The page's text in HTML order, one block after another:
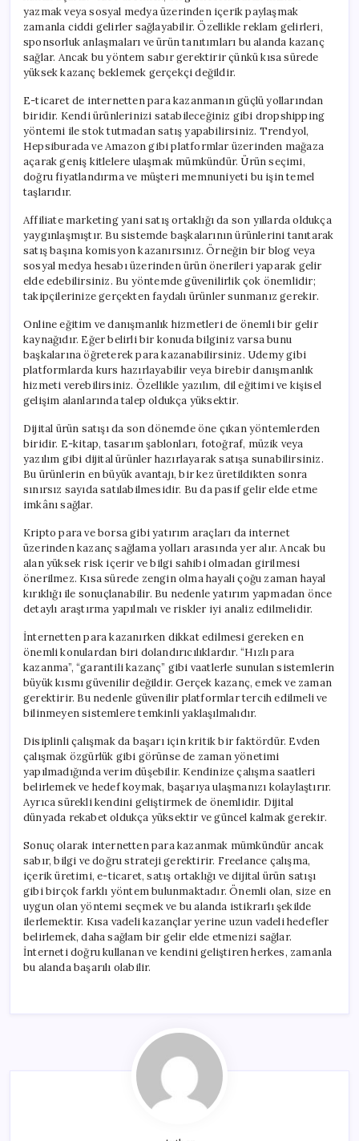
yazmak veya sosyal medya üzerinden içerik paylaşmak
zamanla ciddi gelirler sağlayabilir. Özellikle reklam gelirleri,
sponsorluk anlaşmaları ve ürün tanıtımları bu alanda kazanç
sağlar. Ancak bu yöntem sabır gerektirir çünkü kısa sürede
yüksek kazanç beklemek gerçekçi değildir.
E-ticaret de internetten para kazanmanın güçlü yollarından
biridir. Kendi ürünlerinizi satabileceğiniz gibi dropshipping
yöntemi ile stok tutmadan satış yapabilirsiniz. Trendyol,
Hepsiburada ve Amazon gibi platformlar üzerinden mağaza
açarak geniş kitlelere ulaşmak mümkündür. Ürün seçimi,
doğru fiyatlandırma ve müşteri memnuniyeti bu işin temel
taşlarıdır.
Affiliate marketing yani satış ortaklığı da son yıllarda oldukça
yaygınlaşmıştır. Bu sistemde başkalarının ürünlerini tanıtarak
satış başına komisyon kazanırsınız. Örneğin bir blog veya
sosyal medya hesabı üzerinden ürün önerileri yaparak gelir
elde edebilirsiniz. Bu yöntemde güvenilirlik çok önemlidir;
takipçilerinize gerçekten faydalı ürünler sunmanız gerekir.
Online eğitim ve danışmanlık hizmetleri de önemli bir gelir
kaynağıdır. Eğer belirli bir konuda bilginiz varsa bunu
başkalarına öğreterek para kazanabilirsiniz. Udemy gibi
platformlarda kurs hazırlayabilir veya birebir danışmanlık
hizmeti verebilirsiniz. Özellikle yazılım, dil eğitimi ve kişisel
gelişim alanlarında talep oldukça yüksektir.
Dijital ürün satışı da son dönemde öne çıkan yöntemlerden
biridir. E-kitap, tasarım şablonları, fotoğraf, müzik veya
yazılım gibi dijital ürünler hazırlayarak satışa sunabilirsiniz.
Bu ürünlerin en büyük avantajı, bir kez üretildikten sonra
sınırsız sayıda satılabilmesidir. Bu da pasif gelir elde etme
imkânı sağlar.
Kripto para ve borsa gibi yatırım araçları da internet
üzerinden kazanç sağlama yolları arasında yer alır. Ancak bu
alan yüksek risk içerir ve bilgi sahibi olmadan girilmesi
önerilmez. Kısa sürede zengin olma hayali çoğu zaman hayal
kırıklığı ile sonuçlanabilir. Bu nedenle yatırım yapmadan önce
detaylı araştırma yapılmalı ve riskler iyi analiz edilmelidir.
İnternetten para kazanırken dikkat edilmesi gereken en
önemli konulardan biri dolandırıcılıklardır. “Hızlı para
kazanma”, “garantili kazanç” gibi vaatlerle sunulan sistemlerin
büyük kısmı güvenilir değildir. Gerçek kazanç, emek ve zaman
gerektirir. Bu nedenle güvenilir platformlar tercih edilmeli ve
bilinmeyen sistemlere temkinli yaklaşılmalıdır.
Disiplinli çalışmak da başarı için kritik bir faktördür. Evden
çalışmak özgürlük gibi görünse de zaman yönetimi
yapılmadığında verim düşebilir. Kendinize çalışma saatleri
belirlemek ve hedef koymak, başarıya ulaşmanızı kolaylaştırır.
Ayrıca sürekli kendini geliştirmek de önemlidir. Dijital
dünyada rekabet oldukça yüksektir ve güncel kalmak gerekir.
Sonuç olarak internetten para kazanmak mümkündür ancak
sabır, bilgi ve doğru strateji gerektirir. Freelance çalışma,
içerik üretimi, e-ticaret, satış ortaklığı ve dijital ürün satışı
gibi birçok farklı yöntem bulunmaktadır. Önemli olan, size en
uygun olan yöntemi seçmek ve bu alanda istikrarlı şekilde
ilerlemektir. Kısa vadeli kazançlar yerine uzun vadeli hedefler
belirlemek, daha sağlam bir gelir elde etmenizi sağlar.
İnterneti doğru kullanan ve kendini geliştiren herkes, zamanla
bu alanda başarılı olabilir.